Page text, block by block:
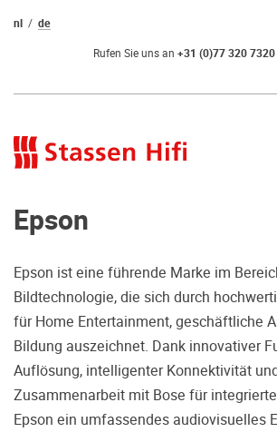
Qual der Wahl?
Warum kommen Sie nicht
hören erstmal Probe? Dadurch
Sie sicher, dass Sie die
treffen.
nl de
Rufen Sie uns an +31 (0)77 320 7320
Epson
Epson ist eine führende Marke im
Bildtechnologie, die sich durch
für Home Entertainment, geschäftliche
Bildung auszeichnet. Dank innovativer
Auflösung, intelligenter Konnektivität
Zusammenarbeit mit Bose für
Epson ein umfassendes audiovisuelles